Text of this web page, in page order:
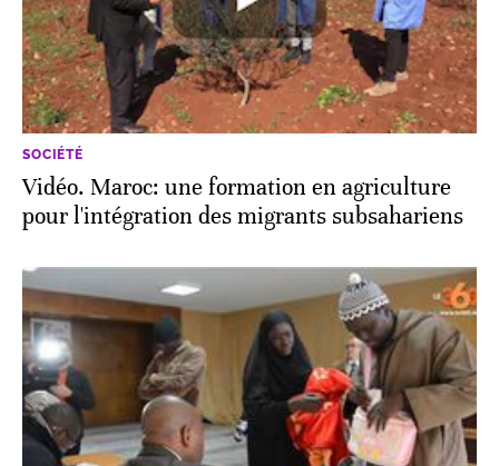
SOCIÉTÉ
Vidéo. Maroc: une formation en agriculture
pour l'intégration des migrants subsahariens